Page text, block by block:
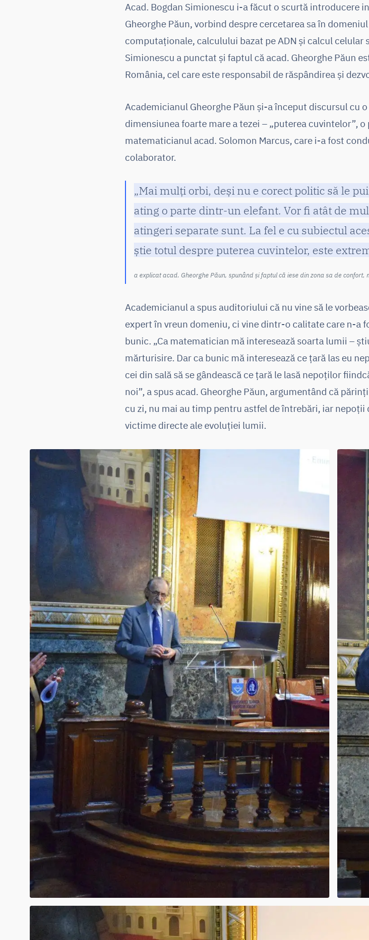
Acad. Bogdan Simionescu i-a făcut o scurtă introducere
Gheorghe Păun, vorbind despre cercetarea sa în
computaționale, calculului bazat pe ADN și calcul celular
Simionescu a punctat și faptul că acad. Gheorghe Păun
România, cel care este responsabil de răspândirea și
Academicianul Gheorghe Păun și-a început discursul cu
dimensiunea foarte mare a tezei – „puterea cuvintelor”,
matematicianul acad. Solomon Marcus, care i-a fost
colaborator.
„Mai mulți orbi, deși nu e corect politic să le
ating o parte dintr-un elefant. Vor fi atât de
atingeri separate sunt. La fel e cu subiectul
știe totul despre puterea cuvintelor, este
a explicat acad. Gheorghe Păun, spunând și faptul că iese din zona sa de
Academicianul a spus auditoriului că nu vine să le
expert în vreun domeniu, ci vine dintr-o calitate care n-a
bunic. „Ca matematician mă interesează soarta lumii –
mărturisire. Dar ca bunic mă interesează ce țară las eu
cei din sală să se gândească ce țară le lasă nepoților
noi”, a spus acad. Gheorghe Păun, argumentând că
cu zi, nu mai au timp pentru astfel de întrebări, iar
victime directe ale evoluției lumii.